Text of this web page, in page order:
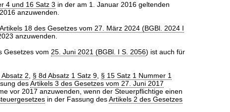
4 und 16 Satz 3 in der am 1. Januar 2016 geltenden
anzuwenden.
Artikels 18 des Gesetzes vom 27. März 2024 (BGBl. 2024 I
anzuwenden.
Gesetzes vom 25. Juni 2021 (BGBl. I S. 2056) ist auch für
Absatz 2, § 8d Absatz 1 Satz 9, § 15 Satz 1 Nummer 1
desArtikels 3 des Gesetzes vom 27. Juni 2017
vor 2017 anzuwenden, wenn der Steuerpflichtige einen
in der Fassung desArtikels 2 des Gesetzes